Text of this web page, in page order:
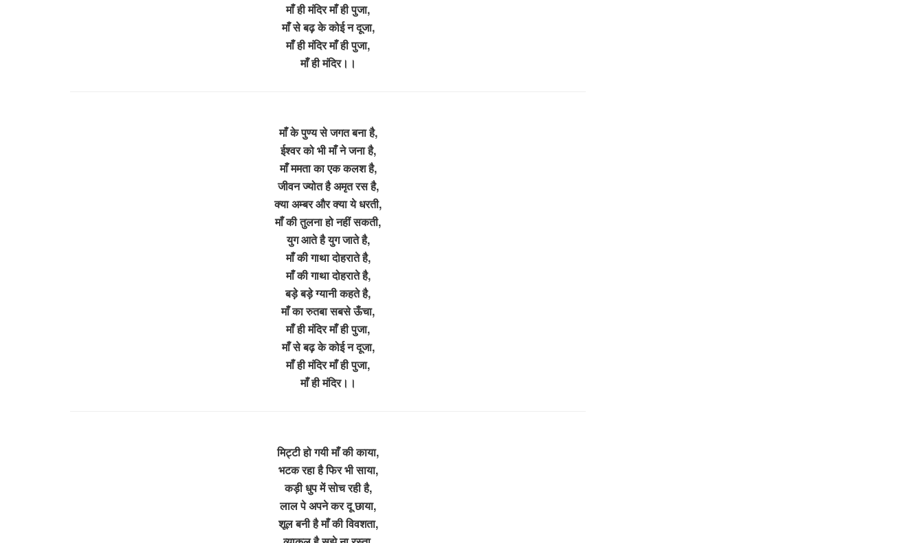
माँ ही मंदिर माँ ही पुजा,
माँ से बढ़ के कोई न दूजा,
माँ ही मंदिर माँ ही पुजा,
माँ ही मंदिर।।
माँ के पुण्य से जगत बना है,
ईश्वर को भी माँ ने जना है,
माँ ममता का एक कलश है,
जीवन ज्योत है अमृत रस है,
क्या अम्बर और क्या ये धरती,
माँ की तुलना हो नहीं सकती,
युग आते है युग जाते है,
माँ की गाथा दोहराते है,
माँ की गाथा दोहराते है,
बड़े बड़े ग्यानी कहते है,
माँ का रुतबा सबसे ऊँचा,
माँ ही मंदिर माँ ही पुजा,
माँ से बढ़ के कोई न दूजा,
माँ ही मंदिर माँ ही पुजा,
माँ ही मंदिर।।
मिट्टी हो गयी माँ की काया,
भटक रहा है फिर भी साया,
कड़ी धुप में सोच रही है,
लाल पे अपने कर दू छाया,
शूल बनी है माँ की विवशता,